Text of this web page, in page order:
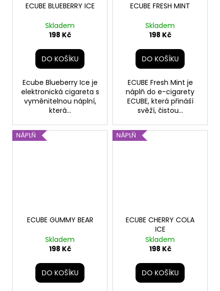
ECUBE BLUEBERRY ICE
Skladem
198 Kč
DO KOŠÍKU
Ecube Blueberry Ice je
elektronická cigareta s
vyměnitelnou náplní,
která...
ECUBE FRESH MINT
Skladem
198 Kč
DO KOŠÍKU
ECUBE Fresh Mint je
náplň do e-cigarety
ECUBE, která přináší
svěží, čistou...
NÁPLŇ
ECUBE GUMMY BEAR
Skladem
198 Kč
DO KOŠÍKU
NÁPLŇ
ECUBE CHERRY COLA
ICE
Skladem
198 Kč
DO KOŠÍKU